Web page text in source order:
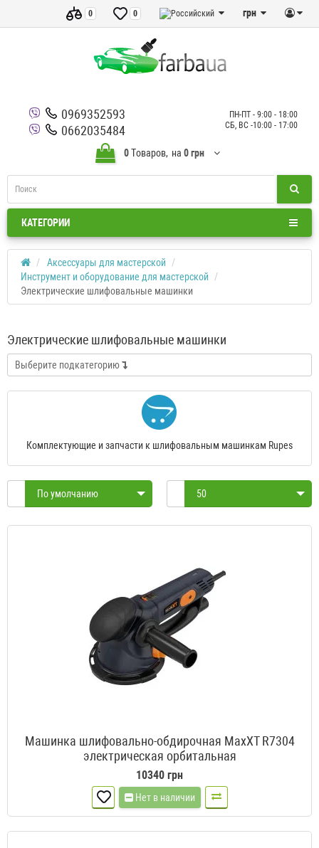
грн
0
0
0969352593
0662035484
ПН-ПТ - 9:00 - 18:00
СБ, ВС -10:00 - 17:00
0Tоваров, на 0 грн
КАТЕГОРИИ
Аксессуары для мастерской
Инструмент и оборудование для мастерской
Электрические шлифовальные машинки
Электрические шлифовальные машинки
Выберите подкатегорию
Комплектующие и запчасти к шлифовальным машинкам Rupes
По умолчанию 50
Машинка шлифовально-обдирочная MaxXT R7304
электрическая орбитальная
10340 грн
Нет в наличии